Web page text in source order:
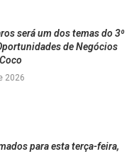
será um dos temas do 3⁰
de Negócios
2026
para esta terça-feira,